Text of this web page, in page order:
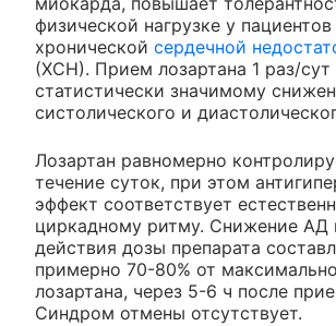
физической нагрузке у пациентов
хронической сердечной
(ХСН). Прием лозартана 1 раз/сут
статистически значимому
систолического и
Лозартан равномерно
течение суток, при этом
эффект соответствует
циркадному ритму. Снижение АД
действия дозы препарата
примерно 70-80% от
лозартана, через 5-6 ч после
Синдром отмены отсутствует.